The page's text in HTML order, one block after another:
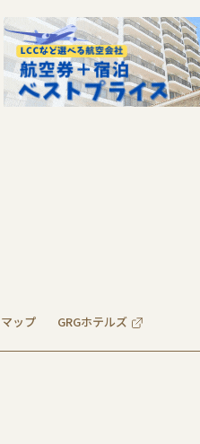
ップ GRGホテルズ